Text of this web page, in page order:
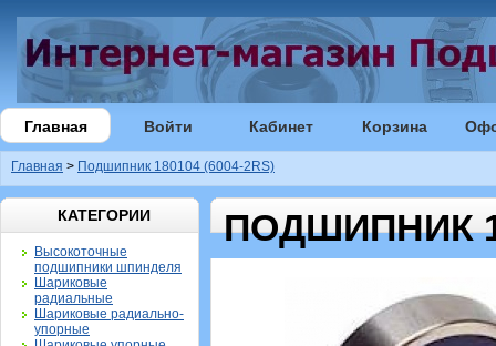
Главная Войти Кабинет Корзина
Главная > Подшипник 180104 (6004-2RS)
КАТЕГОРИИ
Высокоточные
подшипники шпинделя
Шариковые
радиальные
Шариковые радиально-
упорные
ПОДШИПНИК